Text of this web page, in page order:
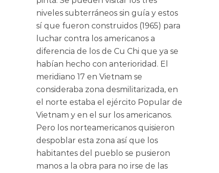
niveles subterráneos sin guía y estos
sí que fueron construidos (1965) para
luchar contra los americanos a
diferencia de los de Cu Chi que ya se
habían hecho con anterioridad. El
meridiano 17 en Vietnam se
consideraba zona desmilitarizada, en
el norte estaba el ejército Popular de
Vietnam y en el sur los americanos.
Pero los norteamericanos quisieron
despoblar esta zona así que los
habitantes del pueblo se pusieron
manos a la obra para no irse de las